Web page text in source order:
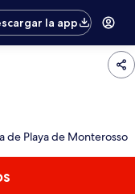
la app
de Playa de Monterosso